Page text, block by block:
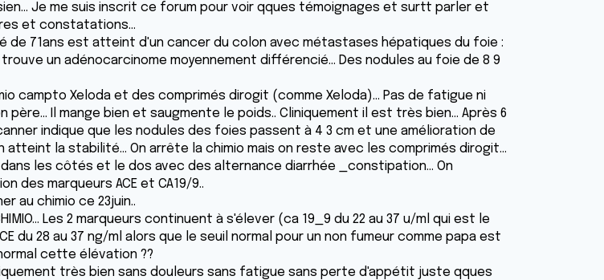
Je me suis inscrit ce forum pour voir qques témoignages et surtt parler et
et constatations...
de 71ans est atteint d'un cancer du colon avec métastases hépatiques du foie :
un adénocarcinome moyennement différencié... Des nodules au foie de 8 9
campto Xeloda et des comprimés dirogit (comme Xeloda)... Pas de fatigue ni
père... Il mange bien et saugmente le poids.. Cliniquement il est très bien... Après 6
indique que les nodules des foies passent à 4 3 cm et une amélioration de
atteint la stabilité... On arrête la chimio mais on reste avec les comprimés dirogit...
dans les côtés et le dos avec des alternance diarrhée _constipation... On
des marqueurs ACE et CA19/9..
au chimio ce 23juin..
Les 2 marqueurs continuent à s'élever (ca 19_9 du 22 au 37 u/ml qui est le
du 28 au 37 ng/ml alors que le seuil normal pour un non fumeur comme papa est
cette élévation ??
très bien sans douleurs sans fatigue sans perte d'appétit juste qques